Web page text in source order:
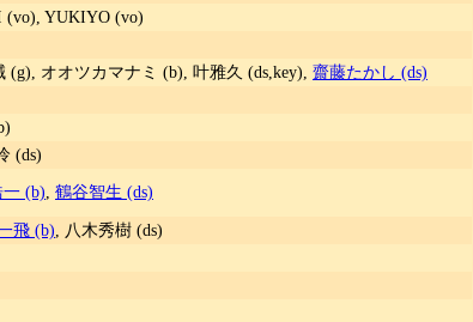
(vo), YUKIYO (vo)
(g), オオツカマナミ (b), 叶雅久 (ds,key), 齋藤たかし (ds)
(ds)
(b) 鶴谷智生 (ds)
飛 (b) , 八木秀樹 (ds)